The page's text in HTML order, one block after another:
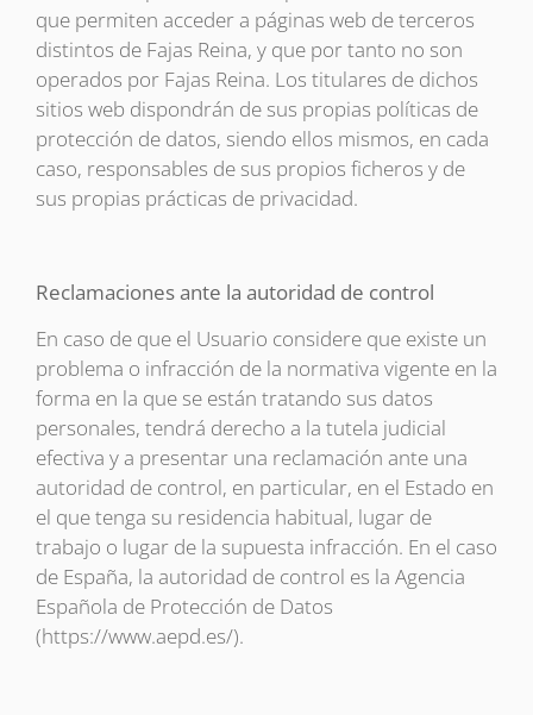
que permiten acceder a páginas web de terceros
distintos de Fajas Reina, y que por tanto no son
operados por Fajas Reina. Los titulares de dichos
sitios web dispondrán de sus propias políticas de
protección de datos, siendo ellos mismos, en cada
caso, responsables de sus propios ficheros y de
sus propias prácticas de privacidad.
Reclamaciones ante la autoridad de control
En caso de que el Usuario considere que existe un
problema o infracción de la normativa vigente en la
forma en la que se están tratando sus datos
personales, tendrá derecho a la tutela judicial
efectiva y a presentar una reclamación ante una
autoridad de control, en particular, en el Estado en
el que tenga su residencia habitual, lugar de
trabajo o lugar de la supuesta infracción. En el caso
de España, la autoridad de control es la Agencia
Española de Protección de Datos
(https://www.aepd.es/).